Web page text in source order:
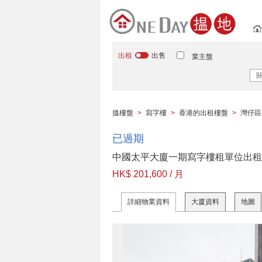
出租 出售 業主盤
搵樓盤 > 寫字樓 > 香港的出租樓盤 > 灣仔區
已過期
中國太平大廈一期寫字樓租單位出租
HK$ 201,600 / 月
詳細物業資料 大廈資料 地圖